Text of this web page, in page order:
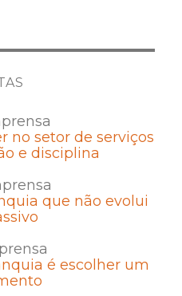
no setor de serviços
e disciplina
que não evolui
é escolher um